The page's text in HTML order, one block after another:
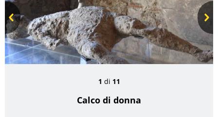
Prev Next
1 di 11
Calco di donna